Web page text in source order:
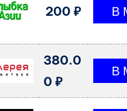
200 ₽
380.0
0 ₽